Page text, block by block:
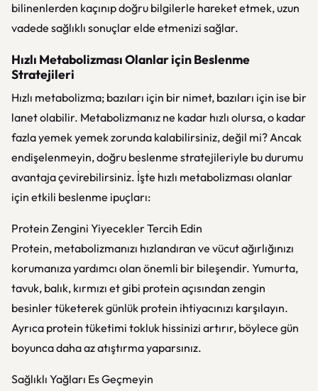
bilinenlerden kaçınıp doğru bilgilerle hareket etmek, uzun
vadede sağlıklı sonuçlar elde etmenizi sağlar.
Hızlı Metabolizması Olanlar için Beslenme
Stratejileri
Hızlı metabolizma; bazıları için bir nimet, bazıları için ise bir
lanet olabilir. Metabolizmanız ne kadar hızlı olursa, o kadar
fazla yemek yemek zorunda kalabilirsiniz, değil mi? Ancak
endişelenmeyin, doğru beslenme stratejileriyle bu durumu
avantaja çevirebilirsiniz. İşte hızlı metabolizması olanlar
için etkili beslenme ipuçları:
Protein Zengini Yiyecekler Tercih Edin
Protein, metabolizmanızı hızlandıran ve vücut ağırlığınızı
korumanıza yardımcı olan önemli bir bileşendir. Yumurta,
tavuk, balık, kırmızı et gibi protein açısından zengin
besinler tüketerek günlük protein ihtiyacınızı karşılayın.
Ayrıca protein tüketimi tokluk hissinizi artırır, böylece gün
boyunca daha az atıştırma yaparsınız.
Sağlıklı Yağları Es Geçmeyin